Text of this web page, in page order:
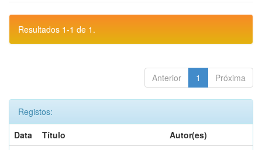
Resultados 1-1 de 1.
Anterior 1 Próxima
Registos:
Data
Título
Autor(es)